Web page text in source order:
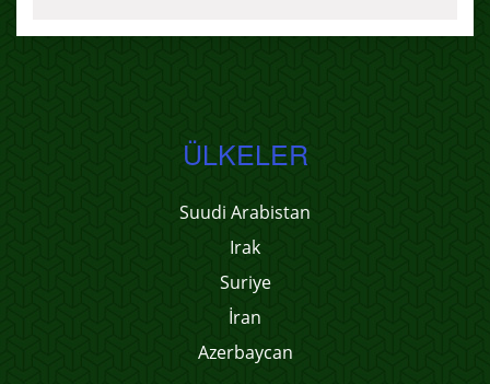
ÜLKELER
Suudi Arabistan
Irak
Suriye
İran
Azerbaycan